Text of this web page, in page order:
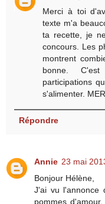
Merci à toi
texte m'a
ta recette, je
concours. Les
montrent
bonne.
participations
s'alimenter.
Répondre
Annie 23 mai
Bonjour Hélène,
J'ai vu l'annonce
pommes